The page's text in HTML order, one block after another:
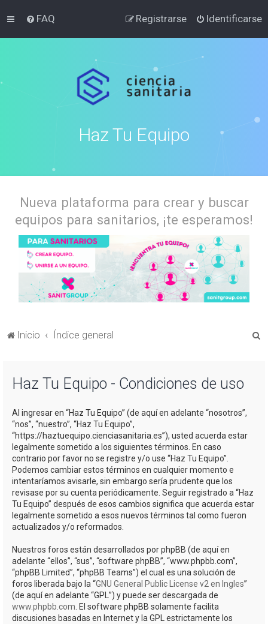
FAQ Identificarse
Registrarse
Haz Tu Equipo
Nueva plataforma para crear y buscar
equipos para sanitarios, ¡te esperamos!
Inicio Índice general
Haz Tu Equipo - Condiciones de uso
Al ingresar en “Haz Tu Equipo” (de aquí en adelante “nosotros”,
“nos”, “nuestro”, “Haz Tu Equipo”,
“https://haztuequipo.cienciasanitaria.es”), usted acuerda estar
legalmente sometido a los siguientes términos. En caso
contrario por favor no se registre y/o use “Haz Tu Equipo”.
Podemos cambiar estos términos en cualquier momento e
intentaríamos avisarle, sin embargo sería prudente que los
revisase por su cuenta periódicamente. Seguir registrado a “Haz
Tu Equipo” después de esos cambios significa que acuerda estar
legalmente sometido a esos nuevos términos tal como fueron
actualizados y/o reformados.
Nuestros foros están desarrollados por phpBB (de aquí en
adelante “ellos”, “sus”, “software phpBB”, “www.phpbb.com”,
“phpBB Limited”, “phpBB Teams”) el cual es una solución de
foros liberada bajo la “GNU General Public License v2 en Ingles”
(de aquí en adelante “GPL”) y puede ser descargada de
www.phpbb.com . El software phpBB solamente facilita
discusiones basadas en Internet y la GPL estrictamente los